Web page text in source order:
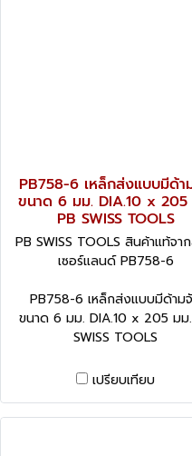
PB758-6 เหล็กส่งแบบมีด้า
ขนาด 6 มม. DIA.10 x 205
PB SWISS TOOLS
PB SWISS TOOLS สินค้าแท้จา
เซอร์แลนด์ PB758-6
PB758-6 เหล็กส่งแบบมีด้าม
ขนาด 6 มม. DIA.10 x 205 มม
SWISS TOOLS
เปรียบเทียบ